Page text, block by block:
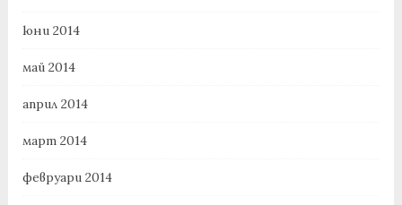
юни 2014
май 2014
април 2014
март 2014
февруари 2014